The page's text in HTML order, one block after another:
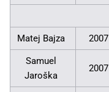
Matej Bajza 2007
Samuel
Jaroška
2007